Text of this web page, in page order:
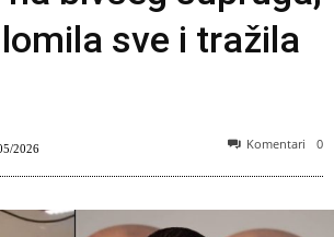
sve i tražila
2026 Komentari 0